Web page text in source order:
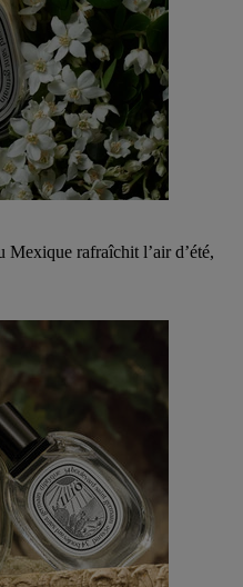
Mexique rafraîchit l’air d’été,